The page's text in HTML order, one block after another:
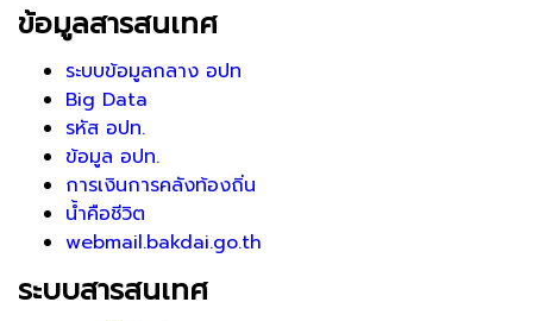
ข้อมูลสารสนเทศ
ระบบข้อมูลกลาง อปท
Big Data
รหัส อปท.
ข้อมูล อปท.
การเงินการคลังท้องถิ่น
น้ำคือชีวิต
webmail.bakdai.go.th
ระบบสารสนเทศ